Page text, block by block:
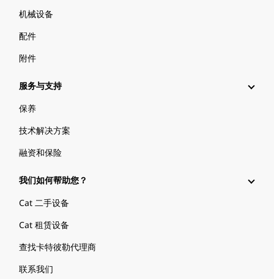
机械设备
配件
附件
服务与支持
保养
技术解决方案
融资和保险
我们如何帮助您？
Cat 二手设备
Cat 租赁设备
查找卡特彼勒代理商
联系我们